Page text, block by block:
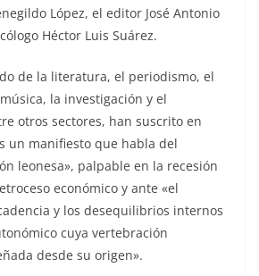
López, el editor José Antonio
Héctor Luis Suárez.
de la literatura, el periodismo, el
la investigación y el
otros sectores, han suscrito en
un manifiesto que habla del
leonesa», palpable en la recesión
económico y ante «el
y los desequilibrios internos
cuya vertebración
desde su origen».